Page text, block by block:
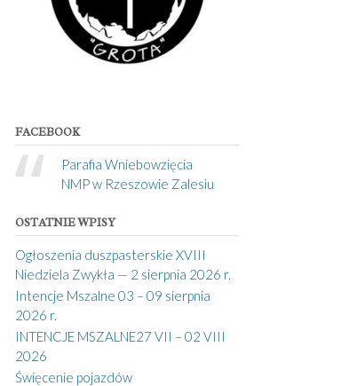
FACEBOOK
Parafia Wniebowzięcia
NMP w Rzeszowie Zalesiu
OSTATNIE WPISY
Ogłoszenia duszpasterskie XVIII
Niedziela Zwykła — 2 sierpnia 2026 r.
Intencje Mszalne 03 – 09 sierpnia
2026 r.
INTENCJE MSZALNE27 VII – 02 VIII
2026
Święcenie pojazdów